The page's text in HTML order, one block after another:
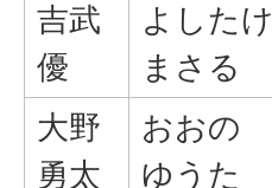
吉武
優
よしたけ
まさる
大野
勇太
おおの
ゆうた